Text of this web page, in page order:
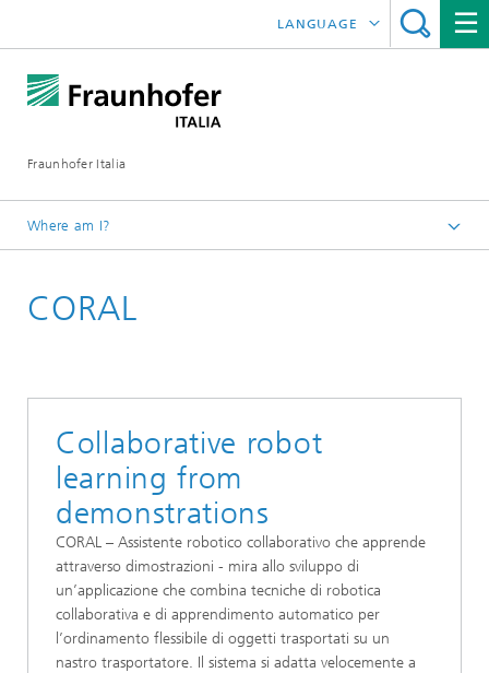
Fraunhofer Italia
LANGUAGE
Where am I?
Centro applicativo ARENA
CORAL
Collaborative robot
learning from
demonstrations
CORAL – Assistente robotico collaborativo che apprende
attraverso dimostrazioni - mira allo sviluppo di
un’applicazione che combina tecniche di robotica
collaborativa e di apprendimento automatico per
l’ordinamento flessibile di oggetti trasportati su un
nastro trasportatore. Il sistema si adatta velocemente a